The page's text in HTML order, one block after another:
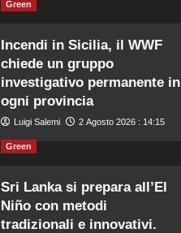
Green
Incendi in Sicilia, il WWF
chiede un gruppo
investigativo permanente in
ogni provincia
Luigi Salemi 2 Agosto 2026 : 14:15
Green
Sri Lanka si prepara all’El
Niño con metodi
tradizionali e innovativi.